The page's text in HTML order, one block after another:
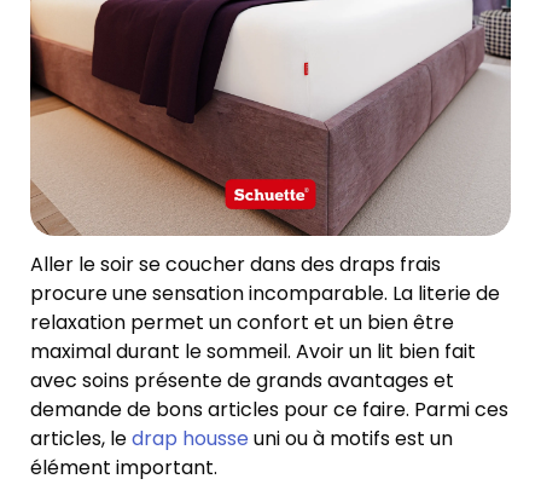
Aller le soir se coucher dans des draps frais
procure une sensation incomparable. La literie de
relaxation permet un confort et un bien être
maximal durant le sommeil. Avoir un lit bien fait
avec soins présente de grands avantages et
demande de bons articles pour ce faire. Parmi ces
articles, ledrap housse uni ou à motifs est un
élément important.